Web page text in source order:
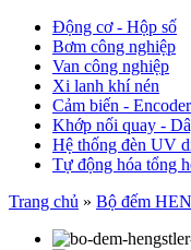
Động cơ - Hộp số
Bơm công nghiệp
Van công nghiệp
Xi lanh khí nén
Cảm biến - Encoder
Khớp nối quay -
Hệ thống đèn UV
Tự động hóa tổng
Trang chủ » Bộ đếm